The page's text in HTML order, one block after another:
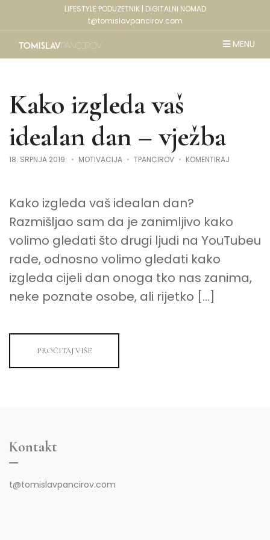
LIFESTYLE PODUZETNIK | DIGITALNI NOMAD
t@tomislavpancirov.com
MENU
Kako izgleda vaš
idealan dan – vježba
18. SRPNJA 2019. MOTIVACIJA TPANCIROV KOMENTIRAJ
VJEŽBA
Kako izgleda vaš idealan dan?
Razmišljao sam da je zanimljivo kako
volimo gledati što drugi ljudi na YouTubeu
rade, odnosno volimo gledati kako
izgleda cijeli dan onoga tko nas zanima,
neke poznate osobe, ali rijetko […]
PROČITAJ VIŠE
Kontakt
t@tomislavpancirov.com